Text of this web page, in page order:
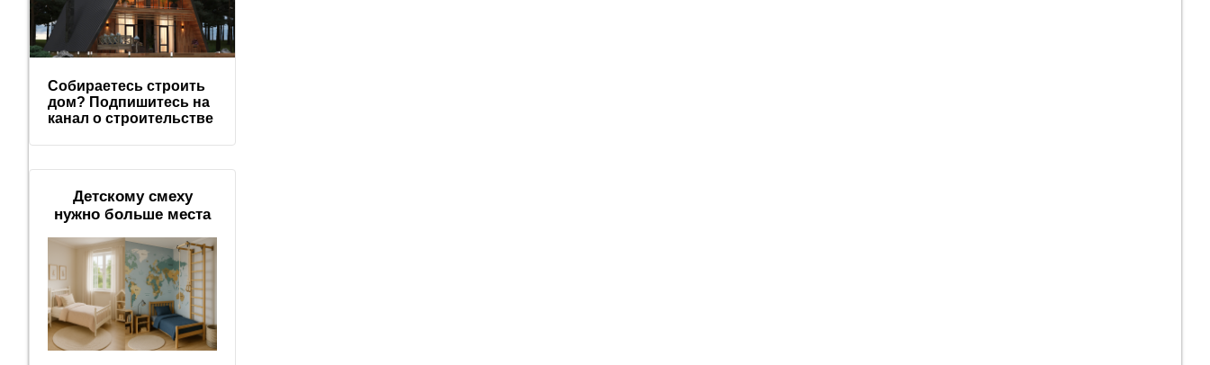
Собираетесь строить
дом? Подпишитесь на
канал о строительстве
Детскому смеху
нужно больше места